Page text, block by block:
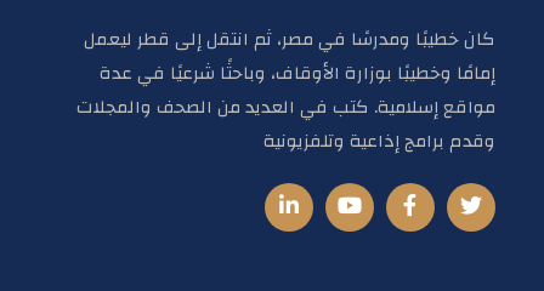
كان خطيبًا ومدرسًا في مصر، ثم انتقل إلى قطر ليعمل
إمامًا وخطيبًا بوزارة الأوقاف، وباحثًا شرعيًا في عدة
مواقع إسلامية. كتب في العديد من الصحف والمجلات
وقدم برامج إذاعية وتلفزيونية